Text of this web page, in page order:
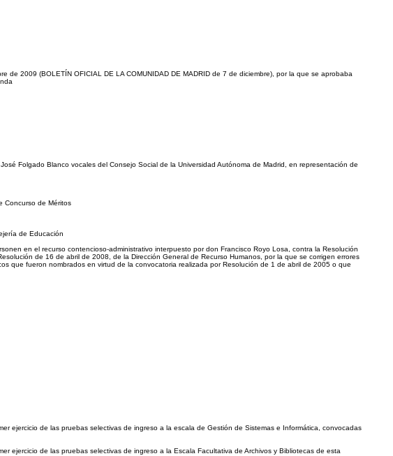
2009 (BOLETÍN OFICIAL DE LA COMUNIDAD DE MADRID de 7 de diciembre), por la que se aprobaba
Folgado Blanco vocales del Consejo Social de la Universidad Autónoma de Madrid, en representación de
Concurso de Méritos
de Educación
en el recurso contencioso-administrativo interpuesto por don Francisco Royo Losa, contra la Resolución
de 16 de abril de 2008, de la Dirección General de Recurso Humanos, por la que se corrigen errores
que fueron nombrados en virtud de la convocatoria realizada por Resolución de 1 de abril de 2005 o que
ejercicio de las pruebas selectivas de ingreso a la escala de Gestión de Sistemas e Informática, convocadas
ejercicio de las pruebas selectivas de ingreso a la Escala Facultativa de Archivos y Bibliotecas de esta